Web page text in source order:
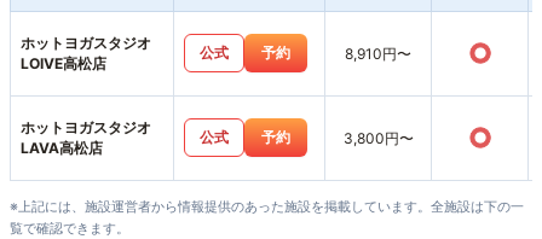
ホットヨガスタジオ
LOIVE高松店
公式 予約 8,910円〜 ○
ホットヨガスタジオ
LAVA高松店
公式 予約 3,800円〜 ○
※上記には、施設運営者から情報提供のあった施設を掲載しています。全施設は下の一
覧で確認できます。